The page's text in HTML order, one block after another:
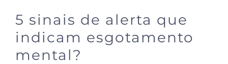
5 sinais de alerta que
indicam esgotamento
mental?